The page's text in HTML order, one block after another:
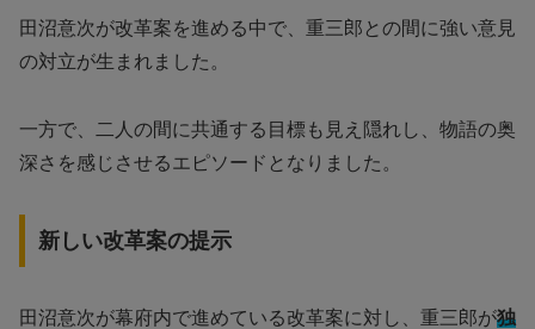
田沼意次が改革案を進める中で、重三郎との間に強い意見
の対立が生まれました。
一方で、二人の間に共通する目標も見え隠れし、物語の奥
深さを感じさせるエピソードとなりました。
新しい改革案の提示
田沼意次が幕府内で進めている改革案に対し、重三郎が独